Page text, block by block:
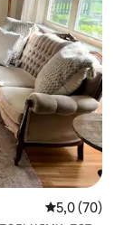
Середня
5,0 (70)